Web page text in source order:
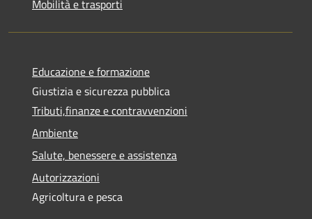
Mobilità e trasporti
Educazione e formazione
Giustizia e sicurezza pubblica
Tributi,finanze e contravvenzioni
Ambiente
Salute, benessere e assistenza
Autorizzazioni
Agricoltura e pesca